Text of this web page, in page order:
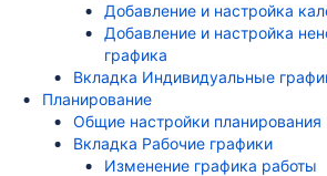
Добавление и настройка
Добавление и настройка
графика
Вкладка Индивидуальные
Планирование
Общие настройки планирования
Вкладка Рабочие графики
Изменение графика работы